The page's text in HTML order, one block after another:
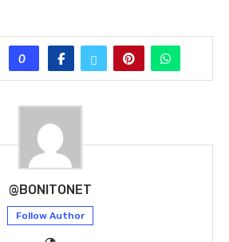
0
@BONITONET
Follow Author